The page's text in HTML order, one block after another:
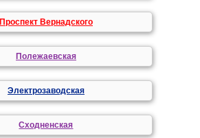
Проспект Вернадского
Полежаевская
Электрозаводская
Сходненская